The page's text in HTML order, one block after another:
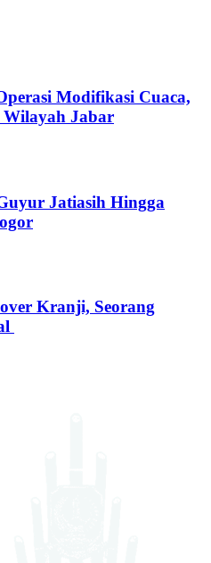
Modifikasi Cuaca,
Wilayah Jabar
Jatiasih Hingga
Kranji, Seorang